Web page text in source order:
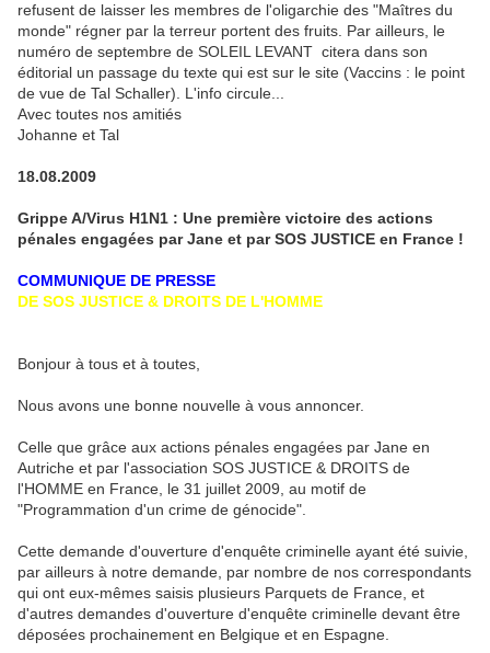
refusent de laisser les membres de l'oligarchie des "Maîtres du
monde" régner par la terreur portent des fruits. Par ailleurs, le
numéro de septembre de SOLEIL LEVANT citera dans son
éditorial un passage du texte qui est sur le site (Vaccins : le point
de vue de Tal Schaller). L'info circule...
Avec toutes nos amitiés
Johanne et Tal
18.08.2009
Grippe A/Virus H1N1 : Une première victoire des actions
pénales engagées par Jane et par SOS JUSTICE en France !
COMMUNIQUE DE PRESSE
DE SOS JUSTICE & DROITS DE L'HOMME
Bonjour à tous et à toutes,
Nous avons une bonne nouvelle à vous annoncer.
Celle que grâce aux actions pénales engagées par Jane en
Autriche et par l'association SOS JUSTICE & DROITS de
l'HOMME en France, le 31 juillet 2009, au motif de
"Programmation d'un crime de génocide".
Cette demande d'ouverture d'enquête criminelle ayant été suivie,
par ailleurs à notre demande, par nombre de nos correspondants
qui ont eux-mêmes saisis plusieurs Parquets de France, et
d'autres demandes d'ouverture d'enquête criminelle devant être
déposées prochainement en Belgique et en Espagne.